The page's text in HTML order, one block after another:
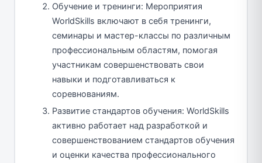
Обучение и тренинги: Мероприятия
WorldSkills включают в себя тренинги,
семинары и мастер-классы по различным
профессиональным областям, помогая
участникам совершенствовать свои
навыки и подготавливаться к
соревнованиям.
Развитие стандартов обучения: WorldSkills
активно работает над разработкой и
совершенствованием стандартов обучения
и оценки качества профессионального